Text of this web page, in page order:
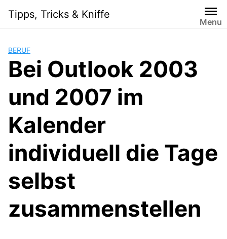
content
Tipps, Tricks & Kniffe
Menu
BERUF
Bei Outlook 2003
und 2007 im
Kalender
individuell die Tage
selbst
zusammenstellen